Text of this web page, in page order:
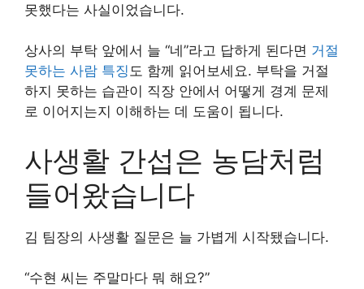
못했다는 사실이었습니다.
상사의 부탁 앞에서 늘 “네”라고 답하게 된다면 거절
못하는 사람 특징도 함께 읽어보세요. 부탁을 거절
하지 못하는 습관이 직장 안에서 어떻게 경계 문제
로 이어지는지 이해하는 데 도움이 됩니다.
사생활 간섭은 농담처럼
들어왔습니다
김 팀장의 사생활 질문은 늘 가볍게 시작됐습니다.
“수현 씨는 주말마다 뭐 해요?”